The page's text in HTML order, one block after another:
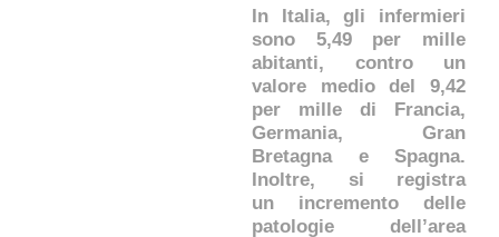
In Italia, gli infermieri
sono 5,49 per mille
abitanti, contro un
valore medio del 9,42
per mille di Francia,
Germania, Gran
Bretagna e Spagna.
Inoltre, si registra
un incremento delle
patologie dell’area